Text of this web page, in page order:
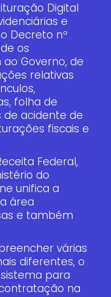
Digital
e
Decreto nº
os
Governo, de
relativas
folha de
acidente de
fiscais e
Federal,
do
unifica a
área
e também
várias
diferentes, o
para
na